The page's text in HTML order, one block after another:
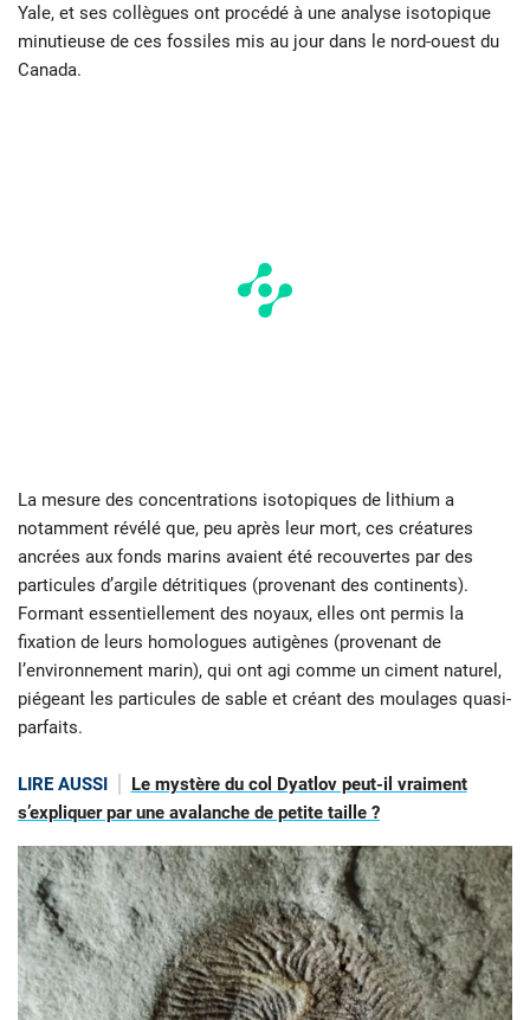
Yale, et ses collègues ont procédé à une analyse isotopique
minutieuse de ces fossiles mis au jour dans le nord-ouest du
Canada.
La mesure des concentrations isotopiques de lithium a
notamment révélé que, peu après leur mort, ces créatures
ancrées aux fonds marins avaient été recouvertes par des
particules d’argile détritiques (provenant des continents).
Formant essentiellement des noyaux, elles ont permis la
fixation de leurs homologues autigènes (provenant de
l’environnement marin), qui ont agi comme un ciment naturel,
piégeant les particules de sable et créant des moulages quasi-
parfaits.
LIRE AUSSI
Le mystère du col Dyatlov peut-il vraiment
s’expliquer par une avalanche de petite taille ?